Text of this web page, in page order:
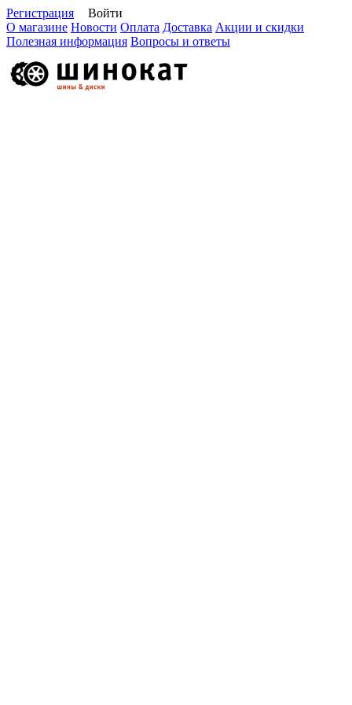
Регистрация
Войти
О магазине Новости Оплата Доставка Акции и скидки
Полезная информация Вопросы и ответы